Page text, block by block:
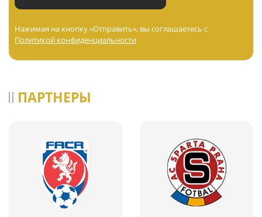
Нажимая на кнопку «Отправить», вы соглашаетесь с
Политикой конфиденциальности
ПАРТНЕРЫ